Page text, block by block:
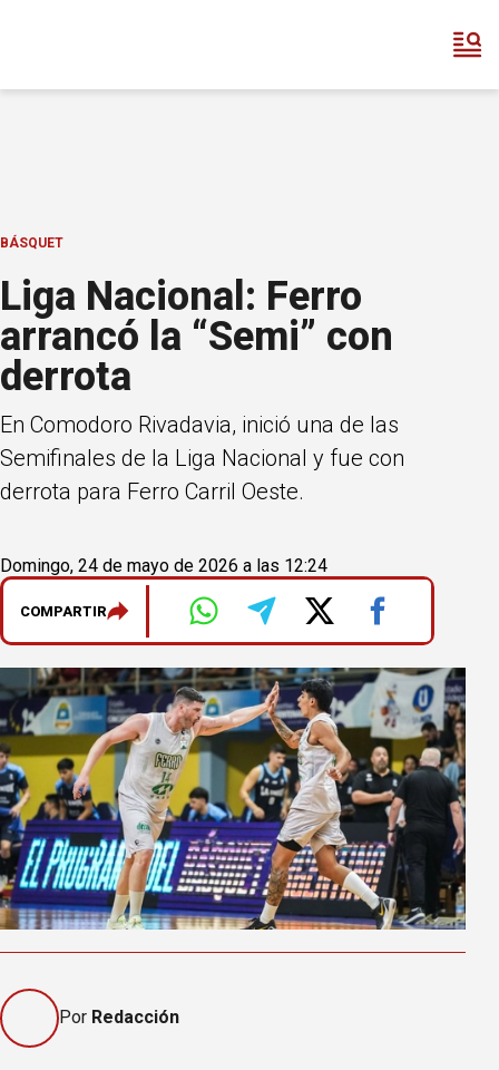
BÁSQUET
Liga Nacional: Ferro
arrancó la “Semi” con
derrota
En Comodoro Rivadavia, inició una de las
Semifinales de la Liga Nacional y fue con
derrota para Ferro Carril Oeste.
Domingo, 24 de mayo de 2026 a las 12:24
COMPARTIR
Por Redacción